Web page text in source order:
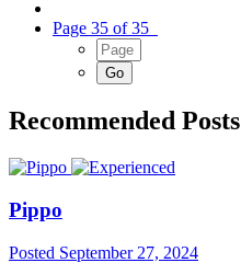
Page 35 of 35
Recommended Posts
Pippo
Posted September 27, 2024